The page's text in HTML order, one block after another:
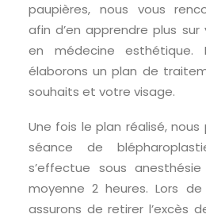
paupières, nous vous
afin d’en apprendre plus
en médecine esthétique.
élaborons un plan de
souhaits et votre visage.
Une fois le plan réalisé,
séance de
s’effectue sous
moyenne 2 heures. Lors
assurons de retirer l’excès